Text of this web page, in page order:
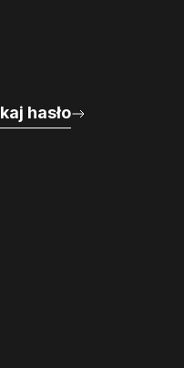
hasło